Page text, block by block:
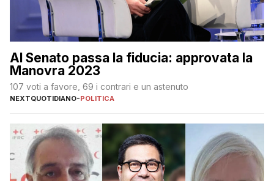
Al Senato passa la fiducia: approvata la
Manovra 2023
107 voti a favore, 69 i contrari e un astenuto
NEXTQUOTIDIANO-POLITICA